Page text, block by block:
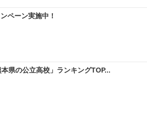
ペーン実施中！
県の公立高校」ランキングTOP...